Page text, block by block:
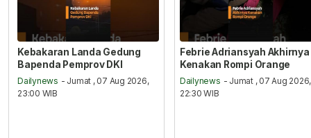
Kebakaran Landa Gedung
Bapenda Pemprov DKI
Dailynews - Jumat , 07 Aug 2026,
23:00 WIB
Febrie Adriansyah Akhirnya
Kenakan Rompi Orange
Dailynews - Jumat , 07 Aug 2026,
22:30 WIB